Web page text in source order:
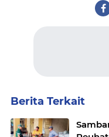
Berita Terkait